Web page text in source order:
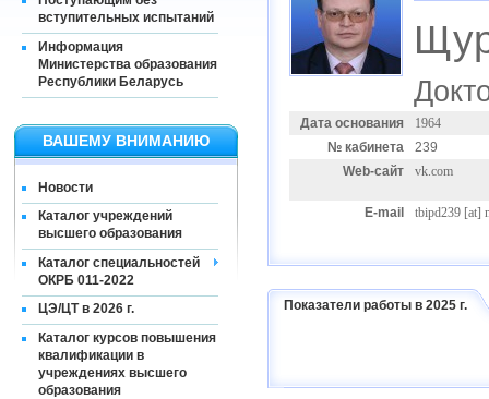
вступительных испытаний
Информация
Министерства образования
Республики Беларусь
ВАШЕМУ ВНИМАНИЮ
Новости
Каталог учреждений
высшего образования
Каталог специальностей
ОКРБ 011-2022
ЦЭ/ЦТ в 2026 г.
Каталог курсов повышения
квалификации в
учреждениях высшего
образования
Дата основания
1964
№ кабинета
239
Web-сайт
vk.com
E-mail tbipd239 [at]
Показатели работы в 2025 г.